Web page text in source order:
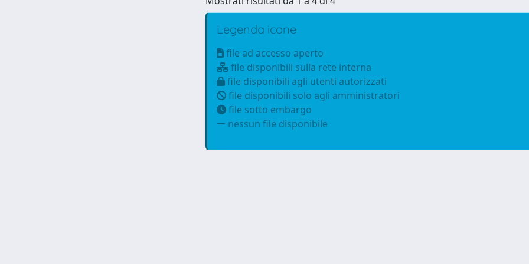
Legenda icone
file ad accesso aperto
file disponibili sulla rete interna
file disponibili agli utenti autorizzati
file disponibili solo agli amministratori
file sotto embargo
nessun file disponibile